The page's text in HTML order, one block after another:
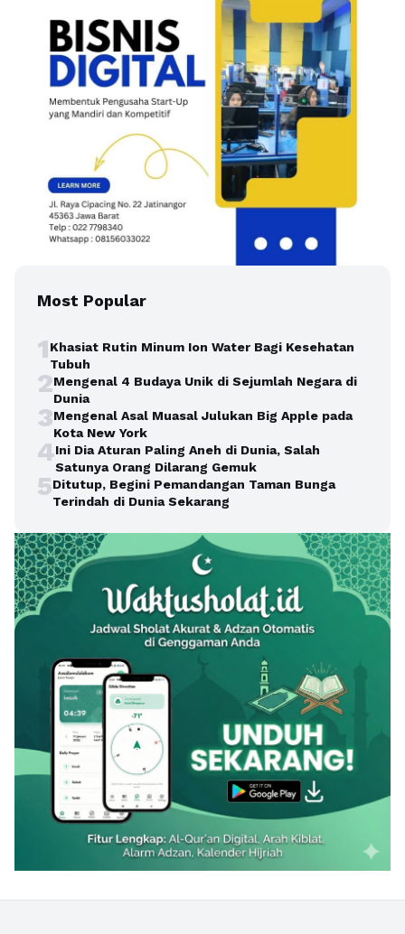
Most Popular
1Khasiat Rutin Minum Ion Water Bagi Kesehatan
Tubuh
2Mengenal 4 Budaya Unik di Sejumlah Negara di
Dunia
3Mengenal Asal Muasal Julukan Big Apple pada
Kota New York
4Ini Dia Aturan Paling Aneh di Dunia, Salah
Satunya Orang Dilarang Gemuk
5Ditutup, Begini Pemandangan Taman Bunga
Terindah di Dunia Sekarang